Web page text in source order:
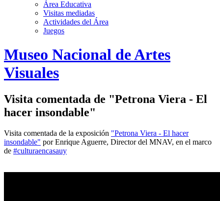
Área Educativa
Visitas mediadas
Actividades del Área
Juegos
Logo
MNAV
Museo Nacional de Artes
Visuales
Visita comentada de "Petrona Viera - El
hacer insondable"
Visita comentada de la exposición "Petrona Viera - El hacer
insondable" por Enrique Aguerre, Director del MNAV, en el marco
de #culturaencasauy